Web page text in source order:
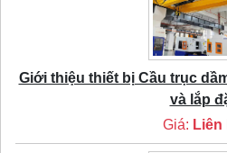
Giới thiệu thiết bị Cầu trục
và lắp
Giá: Liên